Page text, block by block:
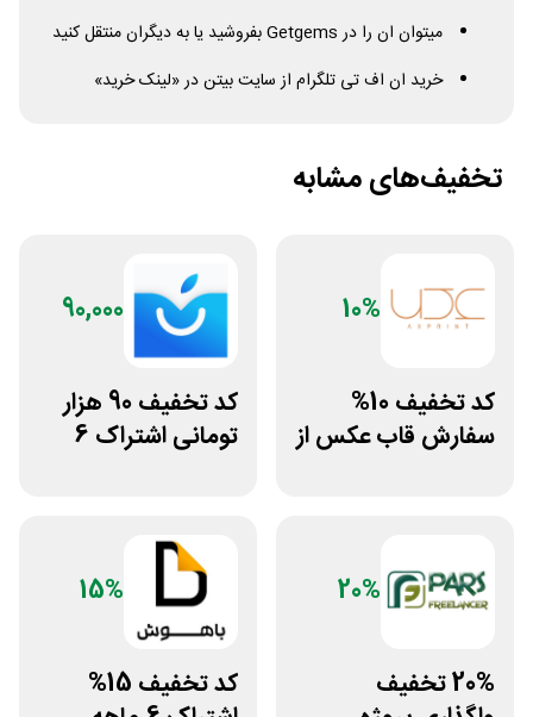
میتوان ان را درGetgemsبفروشید یا به دیگران منتقل کنید
خرید ان اف تی تلگرام از سایت بیتن در «لینک خرید»
تخفیف‌های مشابه
10%
کد تخفیف 10%
سفارش قاب عکس از
90,000
کد تخفیف 90 هزار
تومانی اشتراک 6
20%
20% تخفیف
15%
کد تخفیف 15%